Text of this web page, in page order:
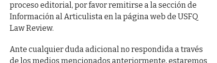
proceso editorial, por favor remitirse a la sección de
Información al Articulista en la página web de USFQ
Law Review.
Ante cualquier duda adicional no respondida a través
de los medios mencionados anteriormente, estaremos